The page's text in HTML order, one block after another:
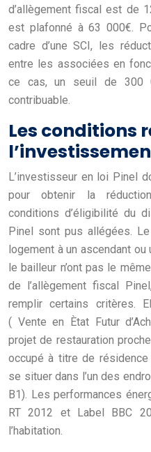
d’allègement fiscal est de
est plafonné à 63 000€.
cadre d’une SCI, les
entre les associées en
ce cas, un seuil de 300
contribuable.
Les conditions
L’investisseur en loi Pinel
pour obtenir la
conditions d’éligibilité du
Pinel sont pus allégées.
logement à un ascendant
le bailleur n’ont pas le
de l’allègement fiscal
remplir certains critères.
( Vente en Ètat Futur
projet de restauration
occupé à titre de
se situer dans l’un des
B1). Les performances
RT 2012 et Label BBC
l’habitation.